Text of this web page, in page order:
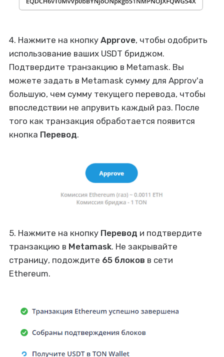
4. Нажмите на кнопку Approve, чтобы одобрить
использование ваших USDT бриджом.
Подтвердите транзакцию в Metamask. Вы
можете задать в Metamask сумму для Approv'а
большую, чем сумму текущего перевода, чтобы
впоследствии не апрувить каждый раз. После
того как транзакция обработается появится
кнопка Перевод.
5. Нажмите на кнопку Перевод и подтвердите
транзакцию в Metamask. Не закрывайте
страницу, подождите 65 блоков в сети
Ethereum.